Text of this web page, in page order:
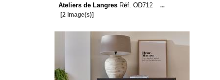
Ateliers de LangresRéf. OD712
...
[2 image(s)]